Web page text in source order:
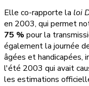
Elle co-rapporte la loi
en 2003, qui permet
75 % pour la
également la journée
âgées et handicapées,
l'été 2003 qui avait
les estimations